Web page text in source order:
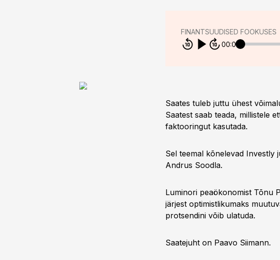
FINANTSUUDISED FOOKUSES
00:00
Saates tuleb juttu ühest
Saatest saab teada, millistele
faktooringut kasutada.
Sel teemal kõnelevad Investly
Andrus Soodla.
Luminori peaökonomist Tõnu
järjest optimistlikumaks
protsendini võib ulatuda.
Saatejuht on Paavo Siimann.